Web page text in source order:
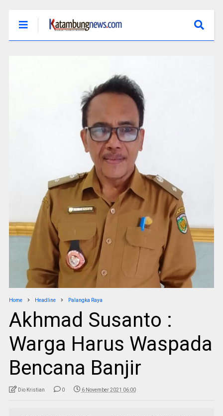
Home Headline Palangka Raya
Akhmad Susanto :
Warga Harus Waspada
Bencana Banjir
Dio Kristian 0 6 November 2021 06:00